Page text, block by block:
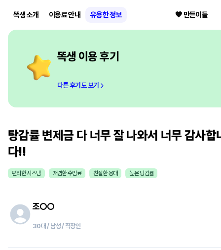
똑생 소개 이용료 안내 유용한 정보 💙 만든이들
똑생 이용 후기
다른 후기도 보기
탕감률 변제금 다 너무 잘 나와서 너무 감사합
다!!
편리한 시스템 저렴한 수임료 친절한 응대 높은 탕감률
조○○
30대 / 남성 / 직장인